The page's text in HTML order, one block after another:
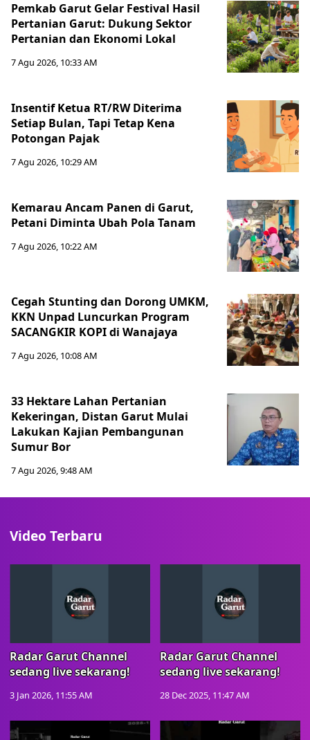
Pemkab Garut Gelar Festival Hasil
Pertanian Garut: Dukung Sektor
Pertanian dan Ekonomi Lokal
7 Agu 2026, 10:33 AM
Insentif Ketua RT/RW Diterima
Setiap Bulan, Tapi Tetap Kena
Potongan Pajak
7 Agu 2026, 10:29 AM
Kemarau Ancam Panen di Garut,
Petani Diminta Ubah Pola Tanam
7 Agu 2026, 10:22 AM
Cegah Stunting dan Dorong UMKM,
KKN Unpad Luncurkan Program
SACANGKIR KOPI di Wanajaya
7 Agu 2026, 10:08 AM
33 Hektare Lahan Pertanian
Kekeringan, Distan Garut Mulai
Lakukan Kajian Pembangunan
Sumur Bor
7 Agu 2026, 9:48 AM
Video Terbaru
Radar Garut Channel
sedang live sekarang!
3 Jan 2026, 11:55 AM
Radar Garut Channel
sedang live sekarang!
28 Dec 2025, 11:47 AM